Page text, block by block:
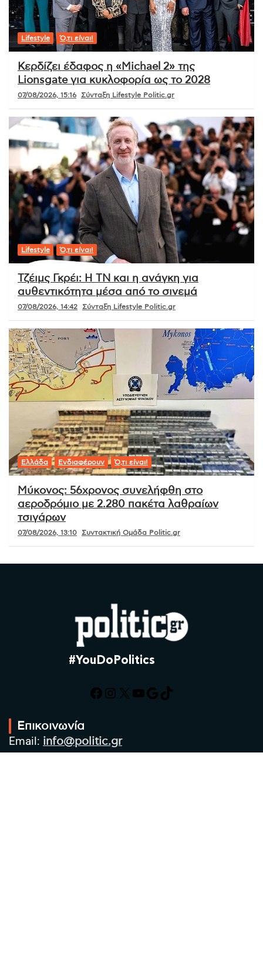
Lifestyle Ό,τι είναι!
Κερδίζει έδαφος η «Michael 2» της
Lionsgate για κυκλοφορία ως το 2028
07/08/2026, 15:16 Σύνταξη Lifestyle Politic.gr
Lifestyle Ό,τι είναι!
Τζέιμς Γκρέι: Η ΤΝ και η ανάγκη για
αυθεντικότητα μέσα από το σινεμά
07/08/2026, 14:42 Σύνταξη Lifestyle Politic.gr
Ελλάδα Ενδιαφέρουν Ό,τι είναι!
Μύκονος: 56χρονος συνελήφθη στο
αεροδρόμιο με 2.280 πακέτα λαθραίων
τσιγάρων
07/08/2026, 13:10 Συντακτική Ομάδα Politic.gr
#YouDoPolitics
Facebook
Instagram
X YouTube
Google
TikTok
Επικοινωνία
Email: info@politic.gr
Τηλ: